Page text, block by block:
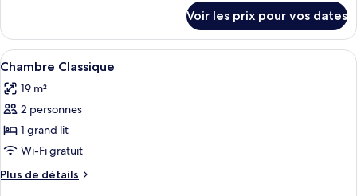
Suite
Junior
(Castle
View)
le
type
de
Suite
Junior
View)
Voir les prix pour vos dates
Afficher
toutes
les
photos
pour
ce
type
de
Une chambre d’hôtel avec un
2
Chambre Classique
19 m²
2 personnes
1 grand lit
Wi-Fi gratuit
Plus de détails
Plus